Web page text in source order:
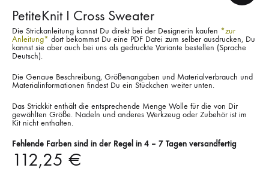
PetiteKnit I Cross Sweater
Die Strickanleitung kannst Du direkt bei der Designerin kaufen *zur
Anleitung* dort bekommst Du eine PDF Datei zum selber ausdrucken, Du
kannst sie aber auch bei uns als gedruckte Variante bestellen (Sprache
Deutsch).
Die Genaue Beschreibung, Größenangaben und Materialverbrauch und
Materialinformationen findest Du ein Stückchen weiter unten.
Das Strickkit enthält die entsprechende Menge Wolle für die von Dir
gewählten Größe. Nadeln und anderes Werkzeug oder Zubehör ist im
Kit nicht enthalten.
Fehlende Farben sind in der Regel in 4 – 7 Tagen versandfertig
112,25 €